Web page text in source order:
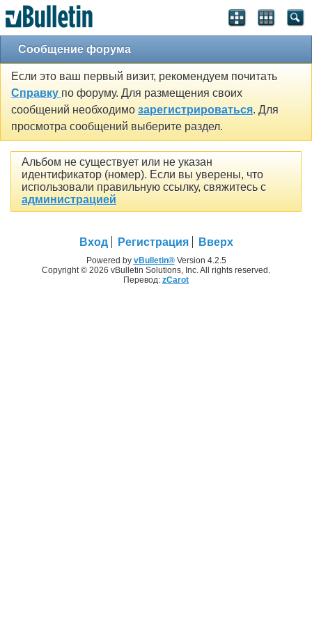
Сообщение форума
Если это ваш первый визит, рекомендуем почитать
Справку по форуму. Для размещения своих
сообщений необходимо зарегистрироваться. Для
просмотра сообщений выберите раздел.
Альбом не существует или не указан
идентификатор (номер). Если вы уверены, что
использовали правильную ссылку, свяжитесь с
администрацией
Вход Регистрация Вверх
Powered by vBulletin®Version 4.2.5
Copyright © 2026 vBulletin Solutions, Inc. All rights reserved.
Перевод: zCarot